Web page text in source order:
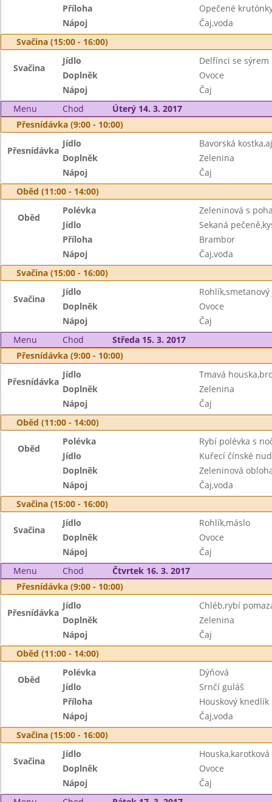
Příloha
Opečené
Nápoj
Čaj,voda
Svačina (15:00 - 16:00)
Svačina
Jídlo
Delfínci se sýrem
Doplněk
Ovoce
Nápoj
Čaj
Menu
Chod
Úterý 14. 3. 2017
Přesnídávka (9:00 - 10:00)
Přesnídávka
Jídlo
Bavorská
Doplněk
Zelenina
Nápoj
Čaj
Oběd (11:00 - 14:00)
Oběd
Polévka
Zeleninová s
Jídlo
Sekaná
Příloha
Brambor
Nápoj
Čaj,voda
Svačina (15:00 - 16:00)
Svačina
Jídlo
Doplněk
Ovoce
Nápoj
Čaj
Menu
Chod
Středa 15. 3. 2017
Přesnídávka (9:00 - 10:00)
Přesnídávka
Jídlo
Tmavá
Doplněk
Zelenina
Nápoj
Čaj
Oběd (11:00 - 14:00)
Oběd
Polévka
Rybí polévka s
Jídlo
Kuřecí čínské
Doplněk
Zeleninová
Nápoj
Čaj,voda
Svačina (15:00 - 16:00)
Svačina
Jídlo
Rohlík,máslo
Doplněk
Ovoce
Nápoj
Čaj
Menu
Chod
Čtvrtek 16. 3. 2017
Přesnídávka (9:00 - 10:00)
Přesnídávka
Jídlo
Chléb,rybí
Doplněk
Zelenina
Nápoj
Čaj
Oběd (11:00 - 14:00)
Oběd
Polévka
Dýňová
Jídlo
Srnčí guláš
Příloha
Houskový knedlík
Nápoj
Čaj,voda
Svačina (15:00 - 16:00)
Svačina
Jídlo
Doplněk
Ovoce
Nápoj
Čaj